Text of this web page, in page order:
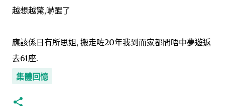
越想越驚,嚇醒了
應該係日有所思姐, 搬走咗20年我到而家都間唔中夢遊返
去61座.
集體回憶